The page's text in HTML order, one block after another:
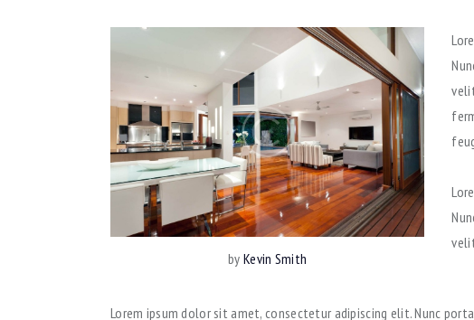
byKevin Smith
Lorem ipsum dolor sit amet, consectetur adipiscing elit. Nunc